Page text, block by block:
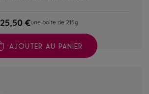
25,50 €une boite de 215g
AJOUTER AU PANIER